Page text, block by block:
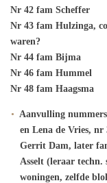
Nr 42 fam Scheffer
Nr 43 fam Hulzinga,
waren?
Nr 44 fam Bijma
Nr 46 fam Hummel
Nr 48 fam Haagsma
Aanvulling
en Lena de Vries,
Gerrit Dam, later
Asselt (leraar
woningen, zelfde